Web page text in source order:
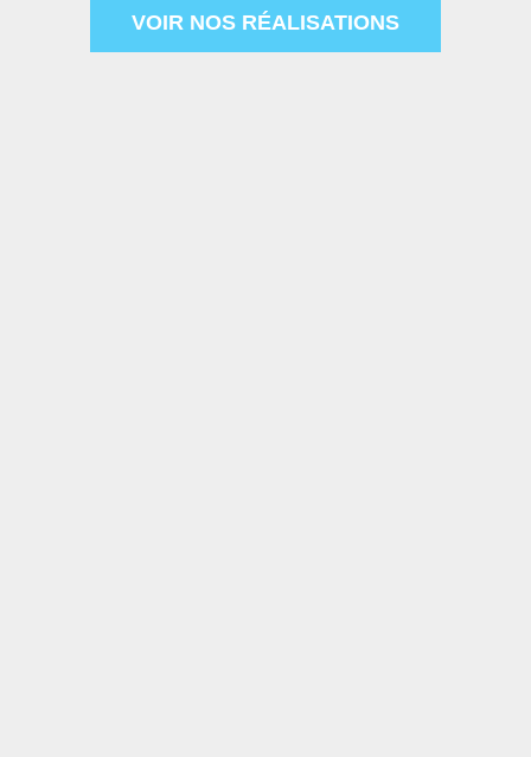
VOIR NOS RÉALISATIONS